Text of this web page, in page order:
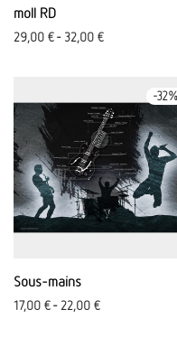
moll RD
29,00 €- 32,00 €
-32%
Sous-mains
17,00 €- 22,00 €